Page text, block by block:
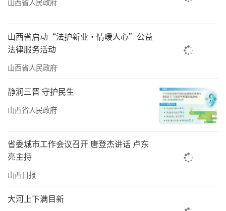
行动统一到党中央精神上来，把纪念活动激发
出的爱党爱国热情转化为推进中国式现代化的
强大动力。
纪念活动领导小组副组长王毅、尹力、李
书磊、张又侠、王小洪、吴政隆和刘振立参加
活动。纪念活动领导小组成员，各工作机构和
有关方面负责同志以及工作人员、受阅部队官
兵、安保一线执勤人员、演职人员、志愿者、
服务保障人员、媒体记者代表等参加活动。
山西省启动“法护新业·情暖人心”公益
法律服务活动
山西省人民政府
静润三晋 守护民生
山西省人民政府
省委城市工作会议召开 唐登杰讲话 卢东
亮主持
山西日报
大河上下满目新